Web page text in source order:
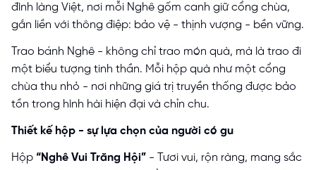
đình làng Việt, nơi mỗi Nghê gốm canh giữ cổng chùa,
gắn liền với thông điệp: bảo vệ - thịnh vượng - bền vững.
Trao bánh Nghê - không chỉ trao món quà, mà là trao đi
một biểu tượng tinh thần. Mỗi hộp quà như một cổng
chùa thu nhỏ - nơi những giá trị truyền thống được bảo
tồn trong hình hài hiện đại và chỉn chu.
Thiết kế hộp - sự lựa chọn của người có gu
Hộp “Nghê Vui Trăng Hội” - Tươi vui, rộn ràng, mang sắc